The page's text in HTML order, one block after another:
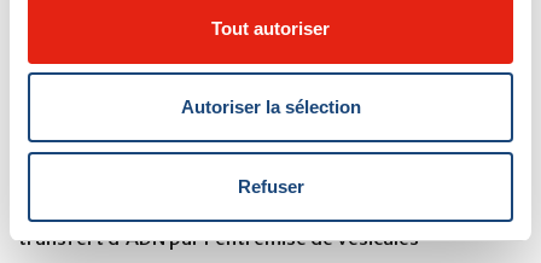
Tout autoriser
Autoriser la sélection
Refuser
qui forment le monde vivant. De tels médicaments
pourraient potentiellement être développés pour
contrer la résistance aux médicaments utilisés pour
traiter de nombreuses maladies.
« Nous avons fait la première démonstration de
transfert d’ADN par l’entremise de vésicules